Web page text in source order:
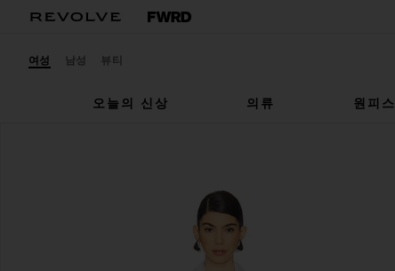
여성 남성 뷰티
오늘의 신상
의류 원피스
찜상품THE ATTICO Long Sleeve Shirt Dress in White